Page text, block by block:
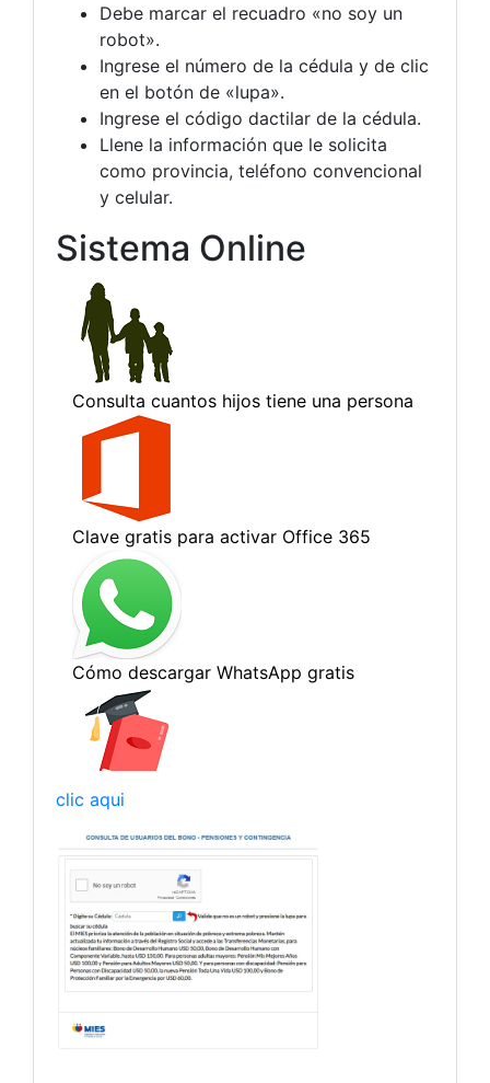
Debe marcar el recuadro «no soy un
robot».
Ingrese el número de la cédula y de clic
en el botón de «lupa».
Ingrese el código dactilar de la cédula.
Llene la información que le solicita
como provincia, teléfono convencional
y celular.
Sistema Online
clic aqui